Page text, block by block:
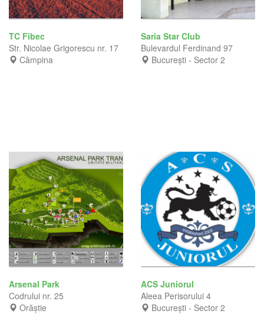
TC Fibec
Str. Nicolae Grigorescu nr. 17
Câmpina
Saria Star Club
Bulevardul Ferdinand 97
București - Sector 2
Arsenal Park
Codrului nr. 25
Orăștie
ACS Juniorul
Aleea Perisorului 4
București - Sector 2